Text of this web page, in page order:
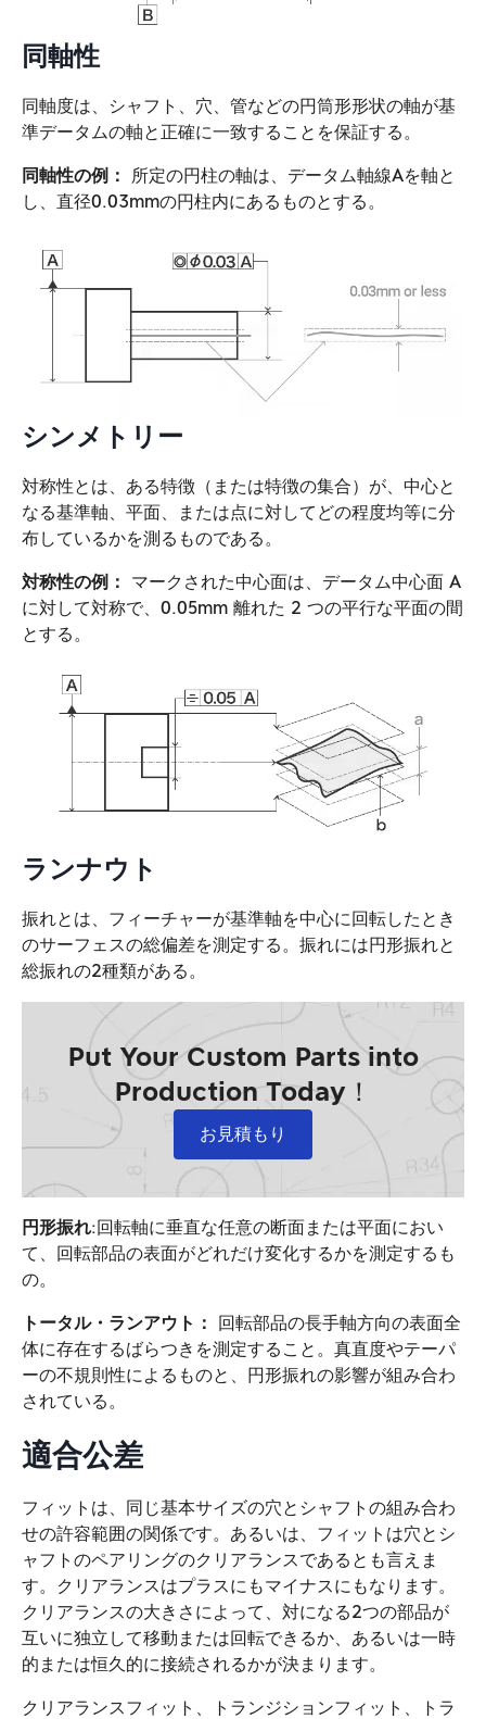
同軸性
同軸度は、シャフト、穴、管などの円筒形形状の軸が基
準データムの軸と正確に一致することを保証する。
同軸性の例：
所定の円柱の軸は、データム軸線Aを軸と
し、直径0.03mmの円柱内にあるものとする。
シンメトリー
対称性とは、ある特徴（または特徴の集合）が、中心と
なる基準軸、平面、または点に対してどの程度均等に分
布しているかを測るものである。
対称性の例： マークされた中心面は、データム中心面 A
に対して対称で、0.05mm 離れた 2 つの平行な平面の間
とする。
ランナウト
振れとは、フィーチャーが基準軸を中心に回転したとき
のサーフェスの総偏差を測定する。振れには円形振れと
総振れの2種類がある。
Put Your Custom Parts into
Production Today！
お見積もり
円形振れ:回転軸に垂直な任意の断面または平面におい
て、回転部品の表面がどれだけ変化するかを測定するも
の。
トータル・ランアウト： 回転部品の長手軸方向の表面全
体に存在するばらつきを測定すること。真直度やテーパ
ーの不規則性によるものと、円形振れの影響が組み合わ
されている。
適合公差
フィットは、同じ基本サイズの穴とシャフトの組み合わ
せの許容範囲の関係です。あるいは、フィットは穴とシ
ャフトのペアリングのクリアランスであるとも言えま
す。クリアランスはプラスにもマイナスにもなります。
クリアランスの大きさによって、対になる2つの部品が
互いに独立して移動または回転できるか、あるいは一時
的または恒久的に接続されるかが決まります。
クリアランスフィット、トランジションフィット、トラ